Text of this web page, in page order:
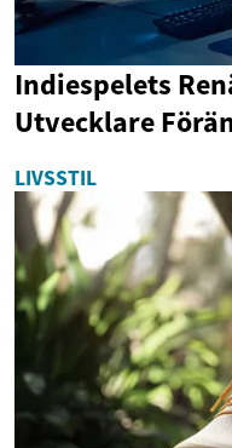
Indiespelets
Utvecklare
LIVSSTIL